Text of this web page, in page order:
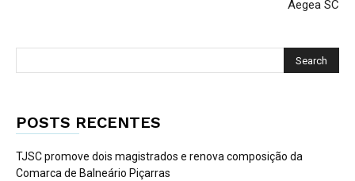
Aegea SC
POSTS RECENTES
TJSC promove dois magistrados e renova composição da
Comarca de Balneário Piçarras